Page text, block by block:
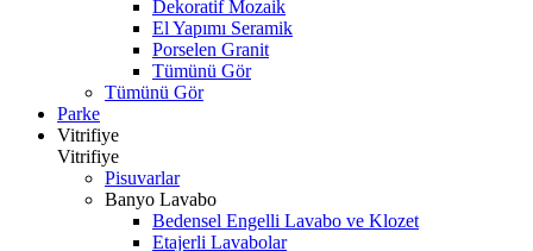
Dekoratif Mozaik
El Yapımı Seramik
Porselen Granit
Tümünü Gör
Tümünü Gör
Parke
Vitrifiye
Vitrifiye
Pisuvarlar
Banyo Lavabo
Bedensel Engelli Lavabo ve Klozet
Etajerli Lavabolar